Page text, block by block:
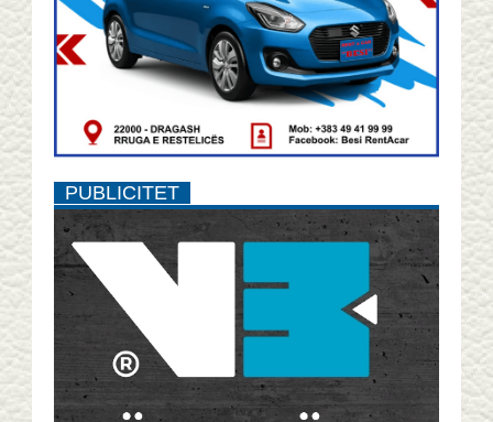
PUBLICITET